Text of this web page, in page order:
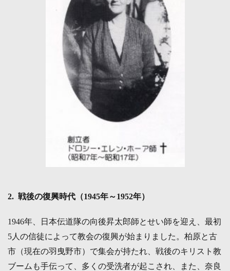
2. 戦後の復興時代（1945年～1952年）
1946年、日本伝道隊の向後昇太郎師とせい師を迎え、最初
5人の信徒によって教会の復興が始まりました。柏原と古
市（現在の羽曳野市）で集会が持たれ、戦後のキリスト教
ブームも手伝って、多くの受洗者が起こされ、また、奈良